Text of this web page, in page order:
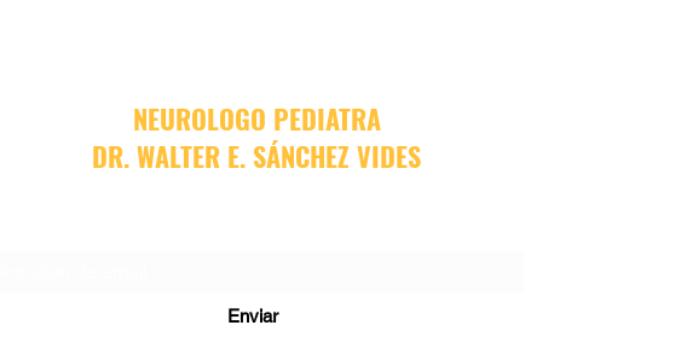
NEUROLOGO PEDIATRA
DR. WALTER E. SÁNCHEZ VIDES
Enviar